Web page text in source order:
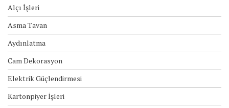
Alçı İşleri
Asma Tavan
Aydınlatma
Cam Dekorasyon
Elektrik Güçlendirmesi
Kartonpiyer İşleri